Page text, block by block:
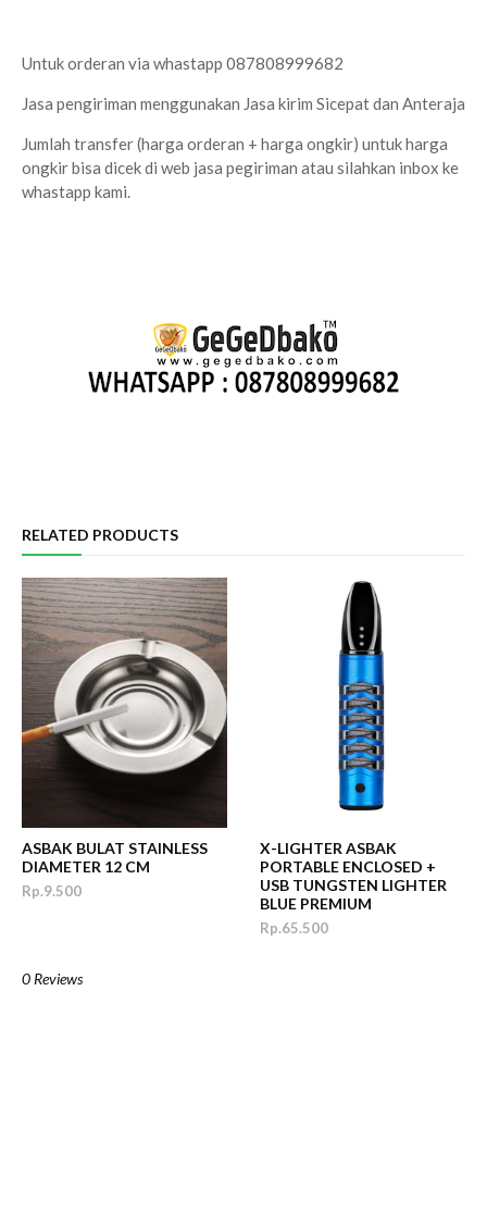
Untuk orderan via whastapp 087808999682
Jasa pengiriman menggunakan Jasa kirim Sicepat dan Anteraja
Jumlah transfer (harga orderan + harga ongkir) untuk harga
ongkir bisa dicek di web jasa pegiriman atau silahkan inbox ke
whastapp kami.
RELATED PRODUCTS
ASBAK BULAT STAINLESS
DIAMETER 12 CM
Rp.9.500
X-LIGHTER ASBAK
PORTABLE ENCLOSED +
USB TUNGSTEN LIGHTER
BLUE PREMIUM
Rp.65.500
0 Reviews